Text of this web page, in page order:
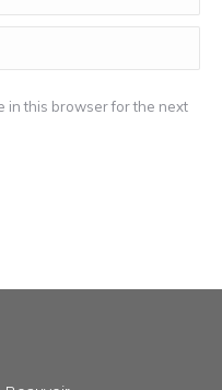
in this browser for the next